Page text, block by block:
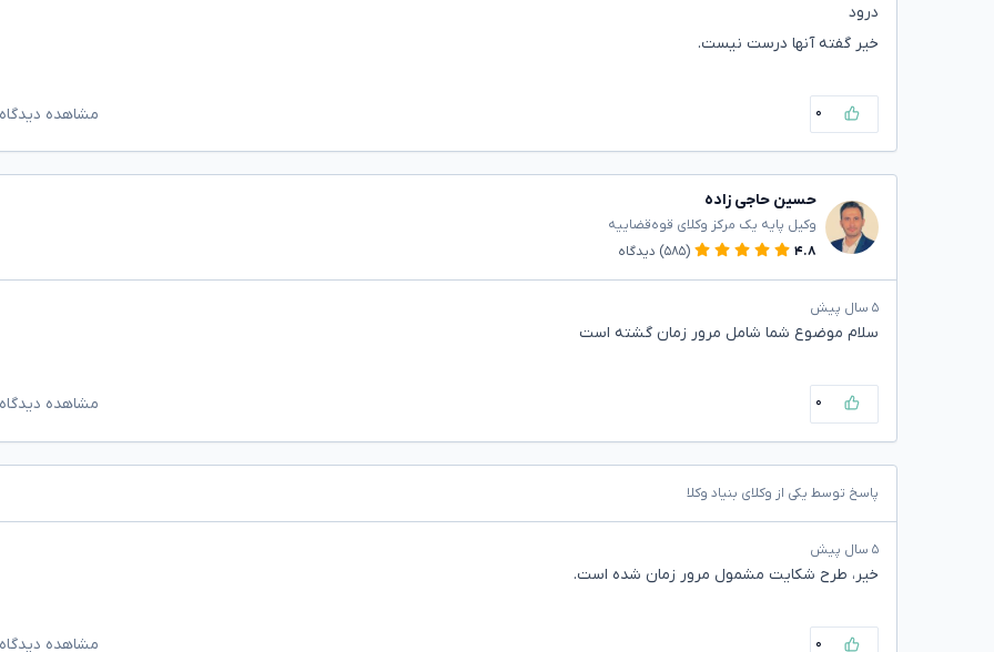
درود
خیر گفته آنها درست نیست.
۰ مشاهده
حسین حاجی زاده
وکیل پایه یک مرکز وکلای قوه‌قضاییه
۴.۸
(۵۸۵) دیدگاه
۵ سال پیش
سلام موضوع شما شامل مرور زمان گشته است
۰ مشاهده
پاسخ توسط یکی از وکلای بنیاد وکلا
۵ سال پیش
خیر، طرح شکایت مشمول مرور زمان شده است.
۰ مشاهده